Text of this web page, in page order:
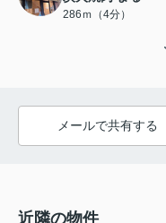
286ｍ（4分）
メールで共有する
近隣の物件